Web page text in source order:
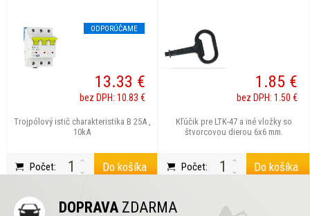
ODPORÚČAME
Trojpólový istič charakteristika B 25A ,
10kA
13.33 €
bez DPH: 10.83 €
Počet: Do košíka
Kľúčik pre LTK-47 a iné vložky so
štvorcovou dierou 6x6 mm.
1.85 €
bez DPH: 1.50 €
Počet: Do košíka
DOPRAVA ZDARMA